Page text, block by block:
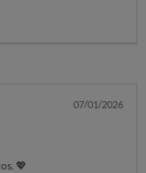
on line unos
Os he enviado
automática de que
es día siete y sigo sin
y rechacé el paquete
07/01/2026
💖